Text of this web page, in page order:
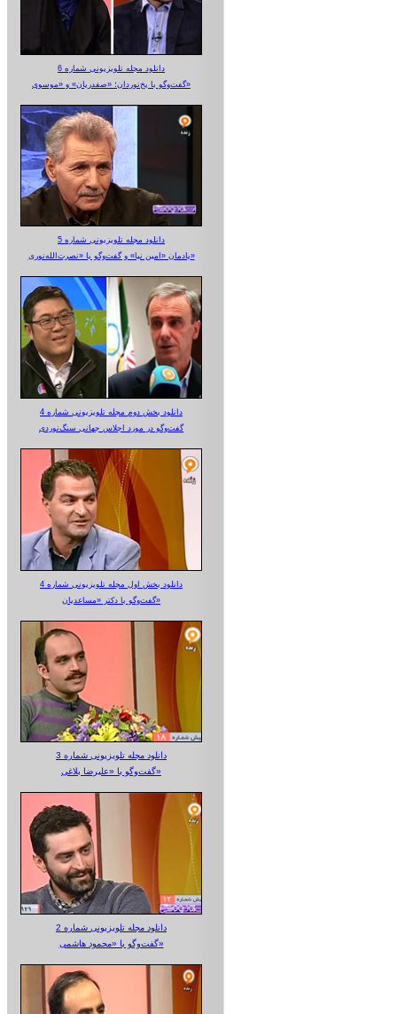
دانلود مجله تلویزیونی شماره 6
گفت‌وگو با یخ‌نوردان؛ «صفدریان» و «موسوی»
دانلود مجله تلویزیونی شماره 5
یادمان «امین نیا» و گفت‌وگو با «نصرت‌الله‌نوری»
دانلود بخش دوم مجله تلویزیونی شماره 4
گفت‌وگو در مورد اجلاس جهانی سنگ‌نوردی
دانلود بخش اول مجله تلویزیونی شماره 4
گفت‌وگو با دکتر «مساعدیان»
دانلود مجله تلویزیونی شماره 3
گفت‌وگو با «علیرضا بلاغی»
دانلود مجله تلویزیونی شماره 2
گفت‌وگو با «محمود هاشمی»